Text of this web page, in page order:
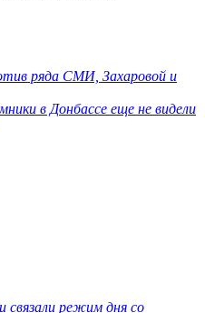
ряда СМИ, Захаровой и
в Донбассе еще не видели
режим дня со